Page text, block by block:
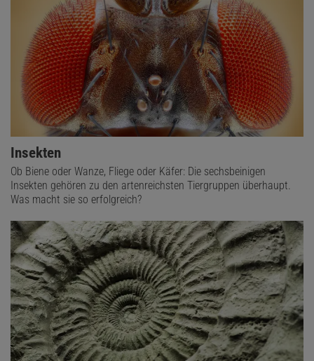
Insekten
Ob Biene oder Wanze, Fliege oder Käfer: Die sechsbeinigen
Insekten gehören zu den artenreichsten Tiergruppen überhaupt.
Was macht sie so erfolgreich?